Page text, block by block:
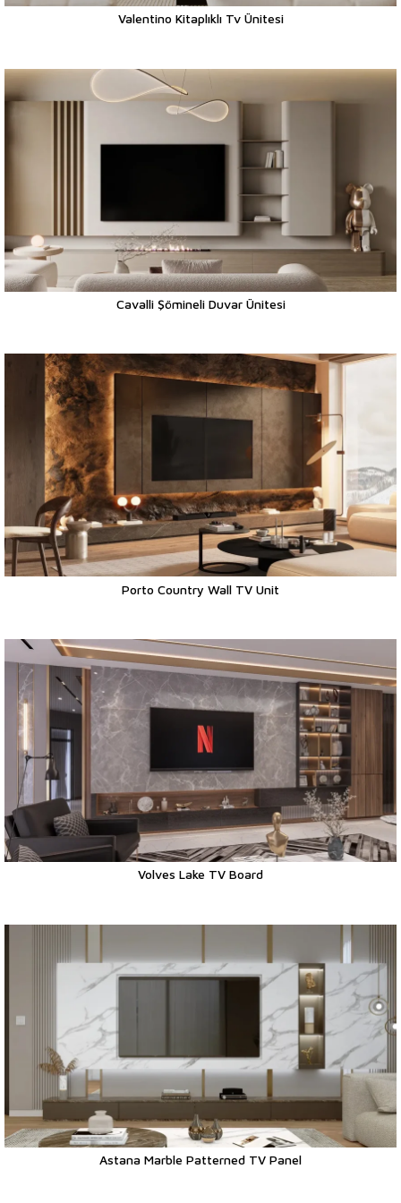
Valentino Kitaplıklı Tv Ünitesi
Cavalli Şömineli Duvar Ünitesi
Porto Country Wall TV Unit
Volves Lake TV Board
Astana Marble Patterned TV Panel